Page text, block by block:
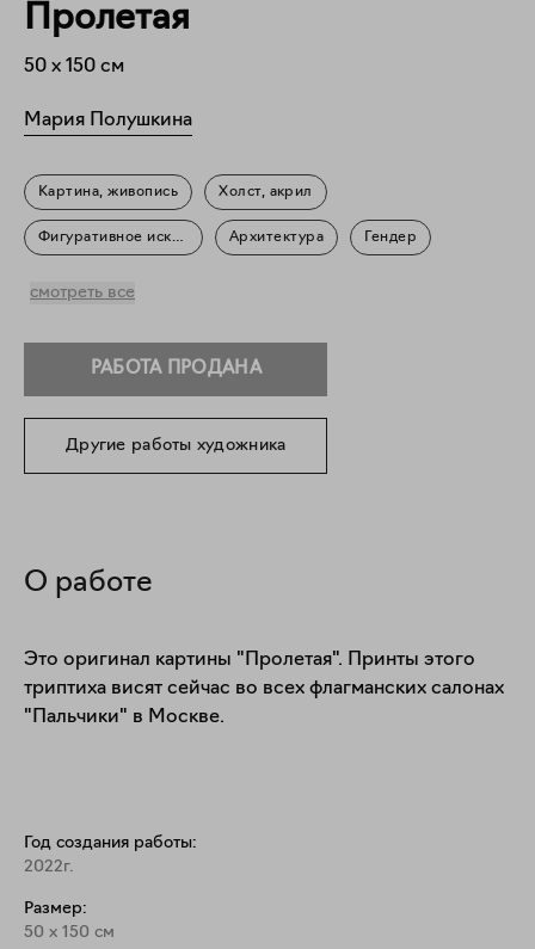
Пролетая
50 x 150 см
Мария Полушкина
Картина, живопись Холст, акрил
Фигуративное искусство Архитектура Гендер
смотреть все
РАБОТА ПРОДАНА
Другие работы художника
О работе
Это оригинал картины "Пролетая". Принты этого
триптиха висят сейчас во всех флагманских салонах
"Пальчики" в Москве.
Год создания работы:
2022г.
Размер:
50 x 150 см